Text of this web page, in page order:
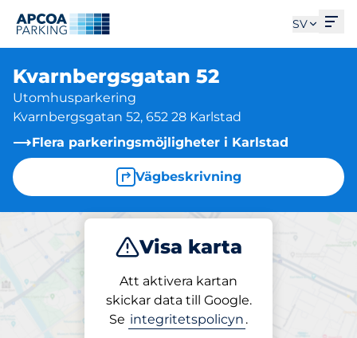
SV
Kvarnbergsgatan 52
Utomhusparkering
Kvarnbergsgatan 52, 652 28 Karlstad
Flera parkeringsmöjligheter i Karlstad
Vägbeskrivning
Visa karta
Att aktivera kartan
skickar data till Google.
Se integritetspolicyn .
Parkera
Parkering på plats